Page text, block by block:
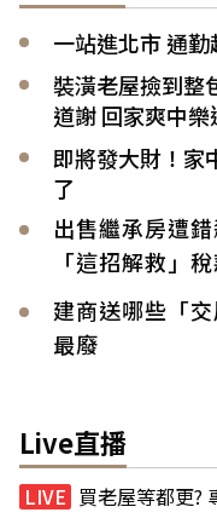
一站進北市 通
裝潢老屋撿到整
道謝 回家爽中樂
即將發大財！家
了
出售繼承房遭
「這招解救」
建商送哪些「
最廢
Live直播
買老屋等都更?